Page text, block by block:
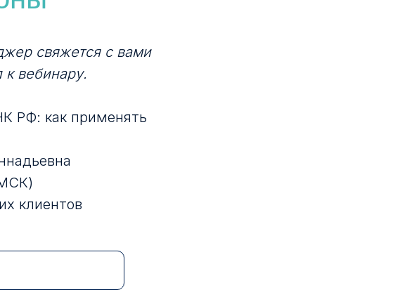
свяжется с вами
к вебинару.
РФ: как применять
клиентов